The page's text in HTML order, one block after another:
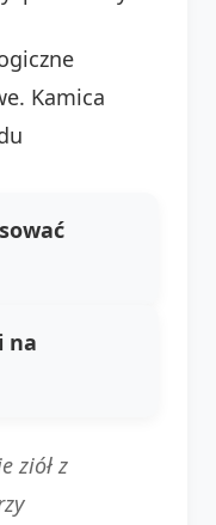
Kamica
na
ziół z